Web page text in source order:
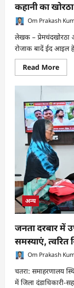
कहानी का
Om Prakash
लेखक – प्रेमचंदखोरठा
रोजाक बादें ईद आइल
Read MoreRead
more
कुमार
के
द्वारा
मुंशी
की
लिखी
का
अन्य
जनता दरबार में
समस्याएं, त्वरित
Om Prakash
चतरा: समाहरणालय
में जिला दंडाधिकारी-